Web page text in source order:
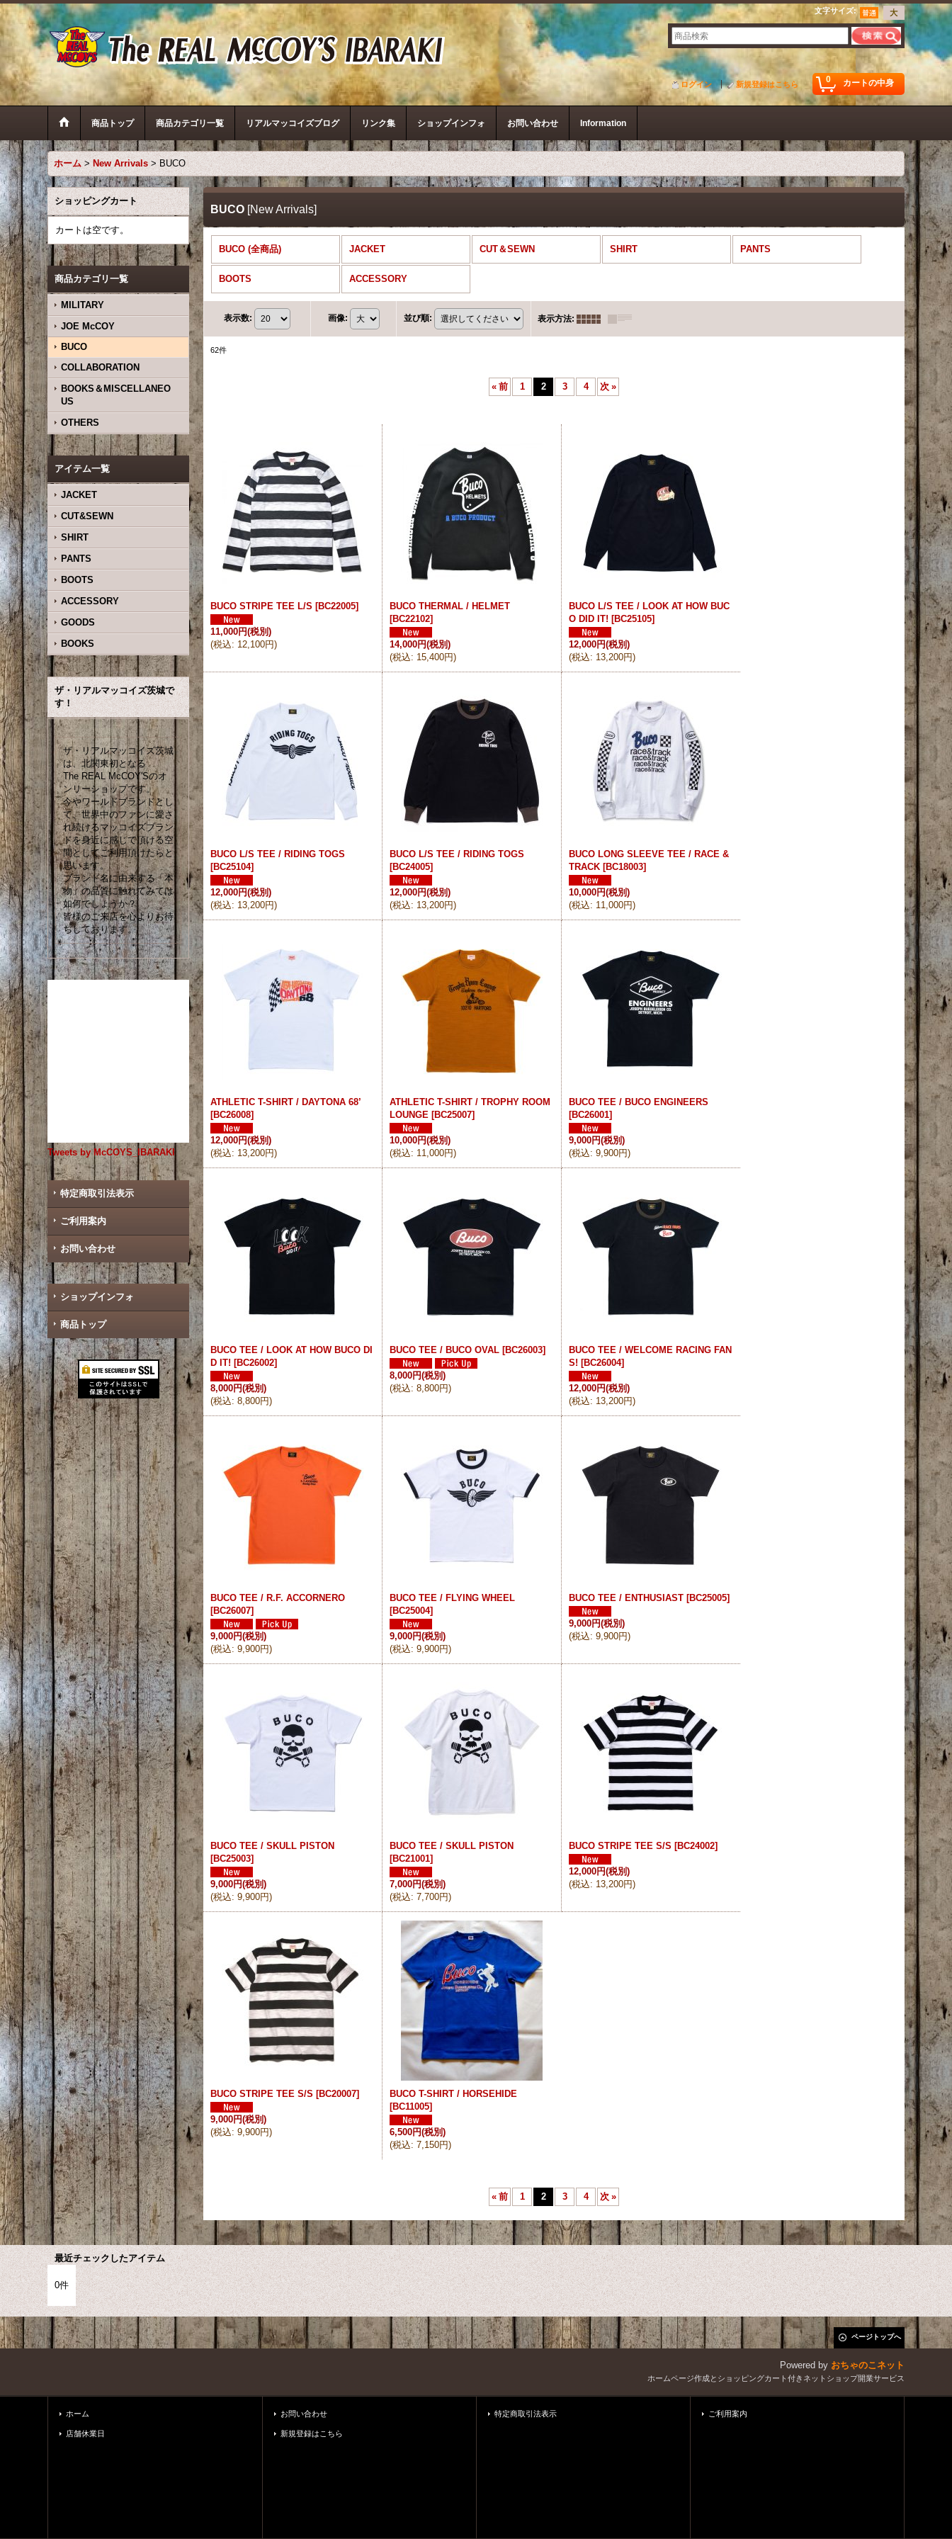
文字サイズ:
ザ・リアルマッコイズ
0 カートの中身
ログイン 新規登録はこちら
商品トップ 商品カテゴリ一覧 リアルマッコイズブログ リンク集 ショップインフォ お問い合わせ Information
ホーム > New Arrivals > BUCO
ショッピングカート
カートは空です。
商品カテゴリ一覧
MILITARY
JOE McCOY
BUCO
COLLABORATION
BOOKS＆MISCELLANEO
US
OTHERS
アイテム一覧
JACKET
CUT&SEWN
SHIRT
PANTS
BOOTS
ACCESSORY
GOODS
BOOKS
ザ・リアルマッコイズ茨城で
す！
ザ・リアルマッコイズ茨城
は、北関東初となる
The REAL McCOY'Sのオ
ンリーショップです。
今やワールドブランドとし
て、世界中のファンに愛さ
れ続けるマッコイズブラン
ドを身近に感じて頂ける空
間としてご利用頂けたらと
思います。
ブランド名に由来する「本
物」の品質に触れてみては
如何でしょうか？
皆様のご来店を心よりお待
ちしております。
Tweets by McCOYS_IBARAKI
特定商取引法表示
ご利用案内
お問い合わせ
ショップインフォ
商品トップ
BUCO [New Arrivals]
BUCO (全商品) JACKET CUT＆SEWN SHIRT PANTS
BOOTS ACCESSORY
表示数: 画像: 並び順: 表示方法:
62件
« 前 1 2 3 4 次 »
BUCO STRIPE TEE L/S [BC22005]
11,000円(税別)
(税込: 12,100円)
BUCO THERMAL / HELMET
[BC22102]
14,000円(税別)
(税込: 15,400円)
BUCO L/S TEE / LOOK AT HOW BUC
O DID IT! [BC25105]
12,000円(税別)
(税込: 13,200円)
BUCO L/S TEE / RIDING TOGS
[BC25104]
12,000円(税別)
(税込: 13,200円)
BUCO L/S TEE / RIDING TOGS
[BC24005]
12,000円(税別)
(税込: 13,200円)
BUCO LONG SLEEVE TEE / RACE &
TRACK [BC18003]
10,000円(税別)
(税込: 11,000円)
ATHLETIC T-SHIRT / DAYTONA 68’
[BC26008]
12,000円(税別)
(税込: 13,200円)
ATHLETIC T-SHIRT / TROPHY ROOM
LOUNGE [BC25007]
10,000円(税別)
(税込: 11,000円)
BUCO TEE / BUCO ENGINEERS
[BC26001]
9,000円(税別)
(税込: 9,900円)
BUCO TEE / LOOK AT HOW BUCO DI
D IT! [BC26002]
8,000円(税別)
(税込: 8,800円)
BUCO TEE / BUCO OVAL [BC26003]
8,000円(税別)
(税込: 8,800円)
BUCO TEE / WELCOME RACING FAN
S! [BC26004]
12,000円(税別)
(税込: 13,200円)
BUCO TEE / R.F. ACCORNERO
[BC26007]
9,000円(税別)
(税込: 9,900円)
BUCO TEE / FLYING WHEEL
[BC25004]
9,000円(税別)
(税込: 9,900円)
BUCO TEE / ENTHUSIAST [BC25005]
9,000円(税別)
(税込: 9,900円)
BUCO TEE / SKULL PISTON
[BC25003]
9,000円(税別)
(税込: 9,900円)
BUCO TEE / SKULL PISTON
[BC21001]
7,000円(税別)
(税込: 7,700円)
BUCO STRIPE TEE S/S [BC24002]
12,000円(税別)
(税込: 13,200円)
BUCO STRIPE TEE S/S [BC20007]
9,000円(税別)
(税込: 9,900円)
BUCO T-SHIRT / HORSEHIDE
[BC11005]
6,500円(税別)
(税込: 7,150円)
« 前 1 2 3 4 次 »
最近チェックしたアイテム
0件
ページトップへ
Powered by おちゃのこネット
ホームページ作成とショッピングカート付きネットショップ開業サービス
ホーム
店舗休業日
お問い合わせ
新規登録はこちら
特定商取引法表示 ご利用案内